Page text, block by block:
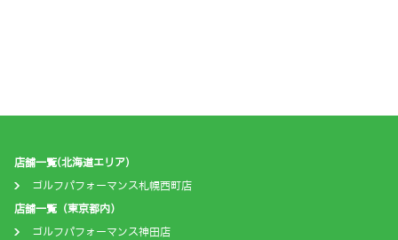
店舗一覧(北海道エリア)
ゴルフパフォーマンス札幌西町店
店舗一覧（東京都内）
ゴルフパフォーマンス神田店